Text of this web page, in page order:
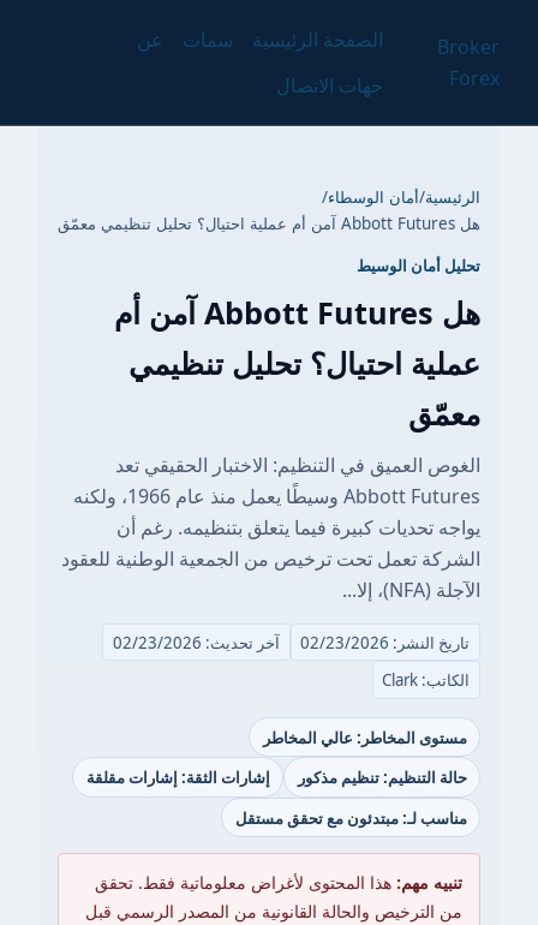
Broker
Forex
الصفحة الرئيسية سمات
عن
جهات الاتصال
الرئيسية/أمان الوسطاء/
هل Abbott Futures آمن أم عملية احتيال؟ تحليل تنظيمي معمّق
تحليل أمان الوسيط
هل Abbott Futures آمن أم
عملية احتيال؟ تحليل تنظيمي
معمّق
الغوص العميق في التنظيم: الاختبار الحقيقي تعد
Abbott Futures وسيطًا يعمل منذ عام 1966، ولكنه
يواجه تحديات كبيرة فيما يتعلق بتنظيمه. رغم أن
الشركة تعمل تحت ترخيص من الجمعية الوطنية للعقود
الآجلة (NFA)، إلا...
تاريخ النشر: 02/23/2026
آخر تحديث: 02/23/2026
الكاتب: Clark
مستوى المخاطر: عالي المخاطر
حالة التنظيم: تنظيم مذكور
إشارات الثقة: إشارات مقلقة
مناسب لـ: مبتدئون مع تحقق مستقل
تنبيه مهم: هذا المحتوى لأغراض معلوماتية فقط. تحقق
من الترخيص والحالة القانونية من المصدر الرسمي قبل